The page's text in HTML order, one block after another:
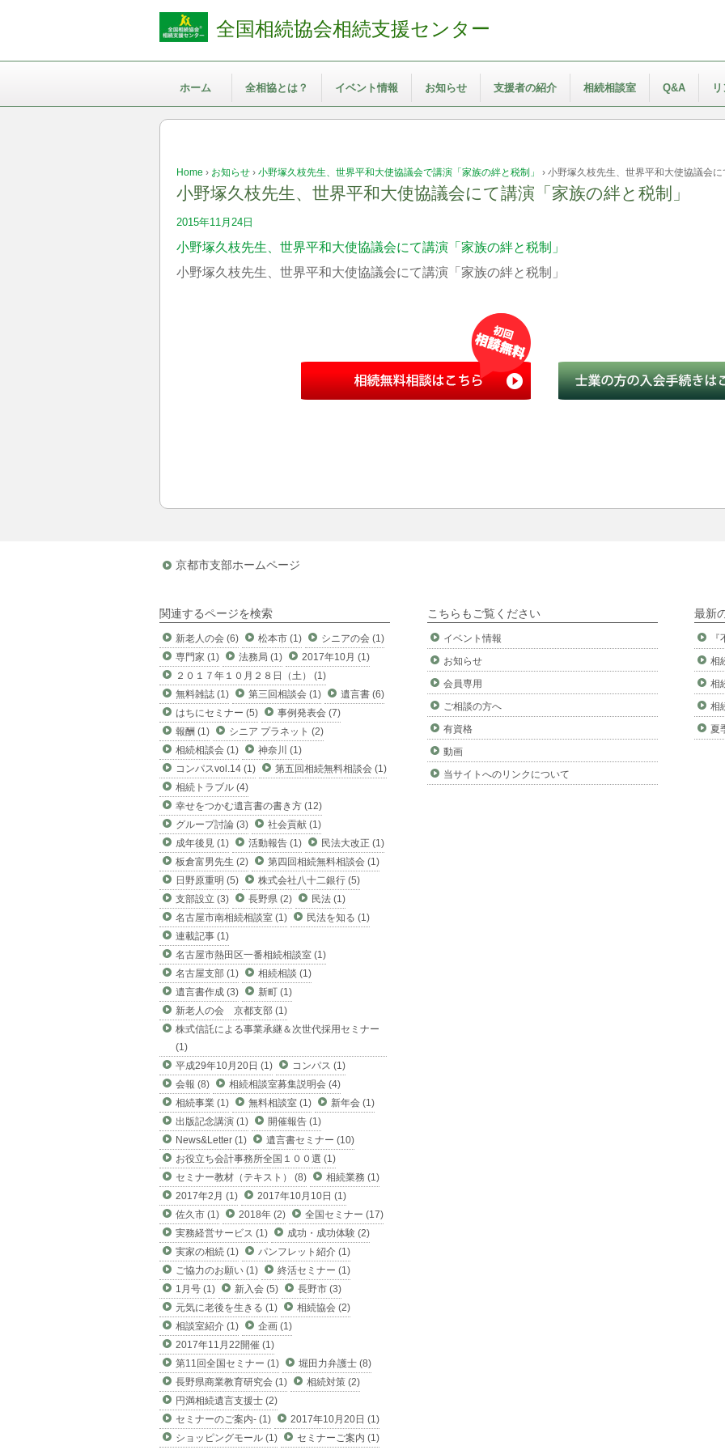
全国相続協会相続支援センター
ホーム 全相協とは？ イベント情報 お知らせ 支援者の紹介 相続相談室 Q&A
Home › お知らせ › 小野塚久枝先生、世界平和大使協議会で講演「家族の絆と税制」 › 小野塚久枝先生、世界平和大使協議会に
小野塚久枝先生、世界平和大使協議会にて講演「家族の絆と税制」
2015年11月24日
小野塚久枝先生、世界平和大使協議会にて講演「家族の絆と税制」
小野塚久枝先生、世界平和大使協議会にて講演「家族の絆と税制」
京都市支部ホームページ
関連するページを検索
新老人の会 (6) 松本市 (1)
シニアの会 (1)
専門家 (1)
法務局 (1)
2017年10月 (1)
２０１７年１０月２８日（土） (1)
無料雑誌 (1)
第三回相談会 (1)
遺言書 (6)
はちにセミナー (5)
事例発表会 (7)
報酬 (1)
シニア プラネット (2)
相続相談会 (1)
神奈川 (1)
コンパスvol.14 (1)
第五回相続無料相談会 (1)
相続トラブル (4)
幸せをつかむ遺言書の書き方 (12)
グループ討論 (3)
社会貢献 (1)
成年後見 (1)
活動報告 (1)
民法大改正 (1)
板倉富男先生 (2)
第四回相続無料相談会 (1)
日野原重明 (5)
株式会社八十二銀行 (5)
支部設立 (3)
長野県 (2)
民法 (1)
名古屋市南相続相談室 (1)
民法を知る (1)
連載記事 (1)
名古屋市熱田区一番相続相談室 (1)
名古屋支部 (1)
相続相談 (1)
遺言書作成 (3)
新町 (1)
新老人の会 京都支部 (1)
株式信託による事業承継＆次世代採用セミナー
(1)
平成29年10月20日 (1)
コンパス (1)
会報 (8)
相続相談室募集説明会 (4)
相続事業 (1)
無料相談室 (1)
新年会 (1)
出版記念講演 (1)
開催報告 (1)
News&Letter (1)
遺言書セミナー (10)
お役立ち会計事務所全国１００選 (1)
セミナー教材（テキスト） (8)
相続業務 (1)
2017年2月 (1)
2017年10月10日 (1)
佐久市 (1)
2018年 (2)
全国セミナー (17)
実務経営サービス (1)
成功・成功体験 (2)
実家の相続 (1)
パンフレット紹介 (1)
ご協力のお願い (1)
終活セミナー (1)
1月号 (1)
新入会 (5)
長野市 (3)
元気に老後を生きる (1)
相続協会 (2)
相談室紹介 (1)
企画 (1)
2017年11月22開催 (1)
第11回全国セミナー (1)
堀田力弁護士 (8)
長野県商業教育研究会 (1)
相続対策 (2)
円満相続遺言支援士 (2)
セミナーのご案内- (1)
2017年10月20日 (1)
ショッピングモール (1)
セミナーご案内 (1)
こちらもご覧ください
イベント情報
お知らせ
会員専用
ご相談の方へ
有資格
動画
当サイトへのリンクについて
最新
相
相
相
夏